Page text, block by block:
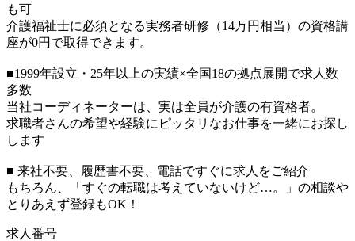
も可
介護福祉士に必須となる実務者研修（14万円相当）の資格講
座が0円で取得できます。
■1999年設立・25年以上の実績×全国18の拠点展開で求人数
多数
当社コーディネーターは、実は全員が介護の有資格者。
求職者さんの希望や経験にピッタリなお仕事を一緒にお探し
します
■ 来社不要、履歴書不要、電話ですぐに求人をご紹介
もちろん、「すぐの転職は考えていないけど…。」の相談や
とりあえず登録もOK！
求人番号